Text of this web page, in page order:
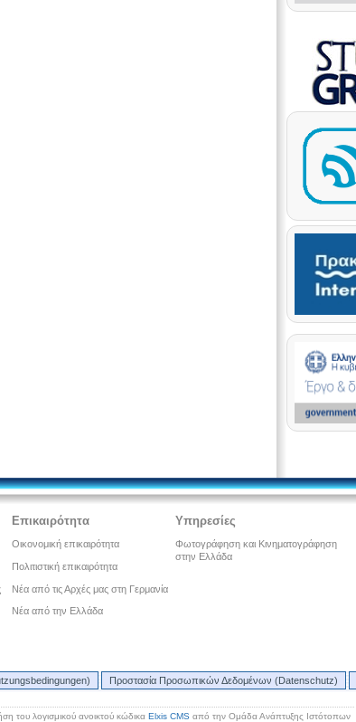
Επικαιρότητα
Οικονομική επικαιρότητα
Πολιτιστική επικαιρότητα
Νέα από τις Αρχές μας στη Γερμανία
Νέα από την Ελλάδα
Υπηρεσίες
Φωτογράφηση και Κινηματογράφηση
στην Ελλάδα
Προστασία Προσωπικών Δεδομένων (Datenschutz)
του λογισμικού ανοικτού κώδικα Elxis CMS από την Ομάδα Ανάπτυξης Ιστότοπων